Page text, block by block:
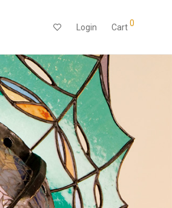
Login Cart0